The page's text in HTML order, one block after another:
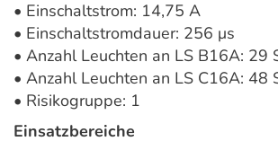
• Einschaltstrom: 14,75 A
• Einschaltstromdauer: 256 μs
• Anzahl Leuchten an LS B16A: 29
• Anzahl Leuchten an LS C16A: 48
• Risikogruppe: 1
Einsatzbereiche